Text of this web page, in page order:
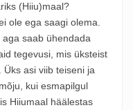
(Hiiu)maal?
ole ega saagi olema.
saab ühendada
tegevusi, mis üksteist
asi viib teiseni ja
kui esmapilgul
Hiiumaal häälestas